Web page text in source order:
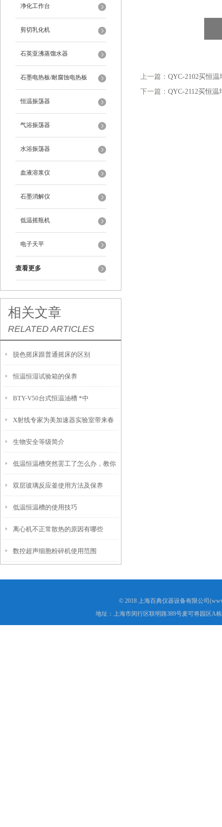
净化工作台
剪切乳化机
石英亚沸蒸馏水器
石墨电热板/耐腐蚀电热板
恒温振荡器
气浴振荡器
水浴振荡器
血液溶浆仪
石墨消解仪
低温摇瓶机
电子天平
查看更多
相关文章
RELATED ARTICLES
脱色摇床跟普通摇床的区别
恒温恒湿试验箱的保养
BTY-V50台式恒温油槽 *中
X射线专家为美加速器实验室带来春
风
生物安全等级简介
低温恒温槽突然罢工了怎么办，教你
一些简单的应急小知识
双层玻璃反应釜使用方法及保养
低温恒温槽的使用技巧
离心机不正常散热的原因有哪些
数控超声细胞粉碎机使用范围
上一篇： QYC-2102买恒
下一篇： QYC-2112买恒
© 2018 上海百典仪器设备有限公司
地址：上海市闵行区联明路389号麦可将园区A